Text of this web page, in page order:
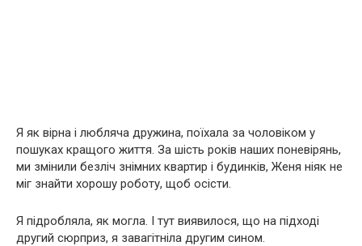
Я як вірна і любляча дружина, поїхала за чоловіком у
пошуках кращого життя. За шість років наших поневірянь,
ми змінили безліч знімних квартир і будинків, Женя ніяк не
міг знайти хорошу роботу, щоб осісти.
Я підробляла, як могла. І тут виявилося, що на підході
другий сюрприз, я зaвaгiтніла другим сином.